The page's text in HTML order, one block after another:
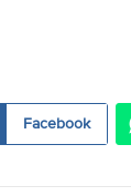
Facebook